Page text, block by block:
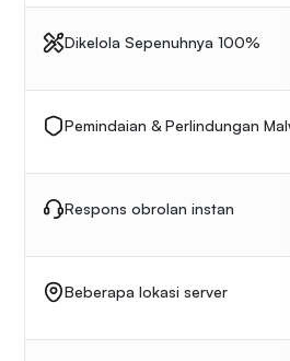
Dikelola Sepenuhnya 100%
Pemindaian & Perlindungan
Respons obrolan instan
Beberapa lokasi server